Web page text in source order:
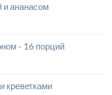
и ананасом
- 16 порций
креветками